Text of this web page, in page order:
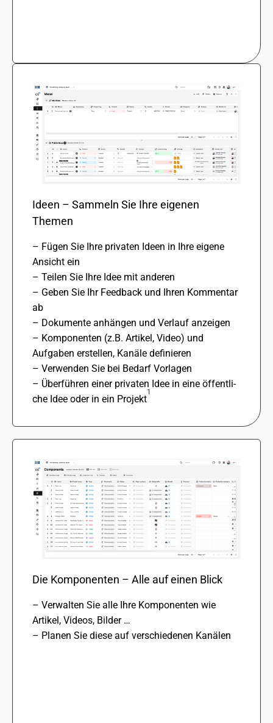
Ideen – Sammeln Sie Ihre eige­nen
Themen
– Fügen Sie Ihre priva­ten Ideen in Ihre eigene
Ansicht ein
– Teilen Sie Ihre Idee mit ande­ren
– Geben Sie Ihr Feedback und Ihren Kommentar
ab
– Dokumente anhän­gen und Verlauf anzei­gen
– Komponenten (z.B. Artikel, Video) und
Aufgaben erstel­len, Kanäle defi­nie­ren
– Verwenden Sie bei Bedarf Vorlagen
– Überführen einer priva­ten Idee in eine öffent­li­
che Idee oder in ein Projekt
1
Die Komponenten – Alle auf einen Blick
– Verwalten Sie alle Ihre Komponenten wie
Artikel, Videos, Bilder …
– Planen Sie diese auf verschie­de­nen Kanälen